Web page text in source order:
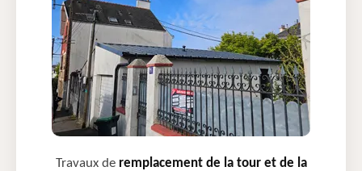
Travaux de remplacement de la tour et de la